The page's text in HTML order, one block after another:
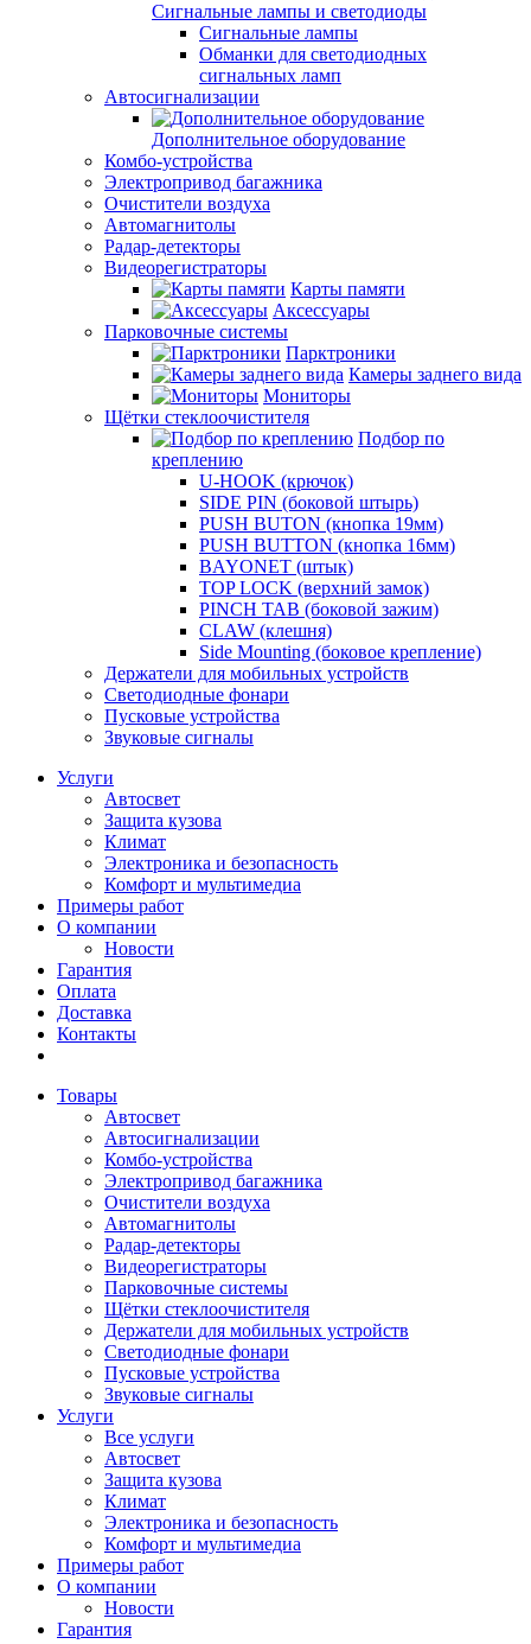
Cигнальные лампы и светодиоды
Сигнальные лампы
Обманки для светодиодных
сигнальных ламп
Автосигнализации
Дополнительное оборудование
Комбо-устройства
Электропривод багажника
Очистители воздуха
Автомагнитолы
Радар-детекторы
Видеорегистраторы
Карты памяти
Аксессуары
Парковочные системы
Парктроники
Камеры заднего вида
Мониторы
Щётки стеклоочистителя
Подбор по
креплению
U-HOOK (крючок)
SIDE PIN (боковой штырь)
PUSH BUTON (кнопка 19мм)
PUSH BUTTON (кнопка 16мм)
BAYONET (штык)
TOP LOCK (верхний замок)
PINCH TAB (боковой зажим)
CLAW (клешня)
Side Mounting (боковое крепление)
Держатели для мобильных устройств
Светодиодные фонари
Пусковые устройства
Звуковые сигналы
Услуги
Автосвет
Защита кузова
Климат
Электроника и безопасность
Комфорт и мультимедиа
Примеры работ
О компании
Новости
Гарантия
Оплата
Доставка
Контакты
Товары
Автосвет
Автосигнализации
Комбо-устройства
Электропривод багажника
Очистители воздуха
Автомагнитолы
Радар-детекторы
Видеорегистраторы
Парковочные системы
Щётки стеклоочистителя
Держатели для мобильных устройств
Светодиодные фонари
Пусковые устройства
Звуковые сигналы
Услуги
Все услуги
Автосвет
Защита кузова
Климат
Электроника и безопасность
Комфорт и мультимедиа
Примеры работ
О компании
Новости
Гарантия